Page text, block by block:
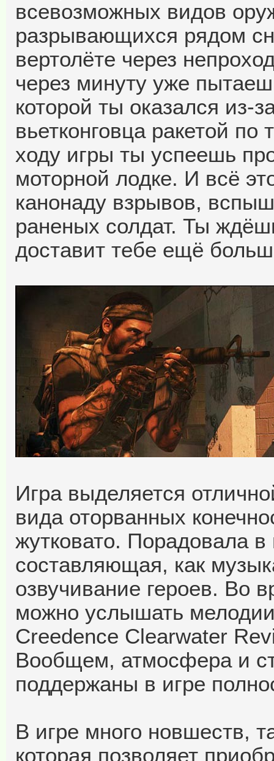
всевозможных видов
разрывающихся рядом
вертолёте через
через минуту уже
которой ты оказался из-
вьетконговца ракетой
ходу игры ты успеешь
моторной лодке. И всё
канонаду взрывов,
раненых солдат. Ты
доставит тебе ещё
Игра выделяется
вида оторванных
жутковато. Порадовала в
составляющая, как
озвучивание героев. Во
можно услышать мелодии
Creedence Clearwater
Вообщем, атмосфера и
поддержаны в игре
В игре много новшеств,
которая позволяет